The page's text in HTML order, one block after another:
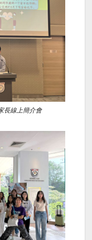
長線上簡介會